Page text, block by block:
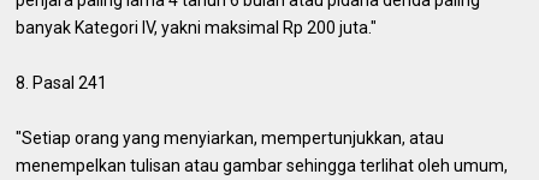
banyak Kategori IV, yakni maksimal Rp 200 juta."
8. Pasal 241
"Setiap orang yang menyiarkan, mempertunjukkan, atau
menempelkan tulisan atau gambar sehingga terlihat oleh umum,